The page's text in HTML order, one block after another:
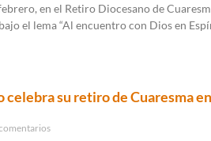
en el Retiro Diocesano de
el lema “Al encuentro con Dios en
celebra su retiro de Cuaresma